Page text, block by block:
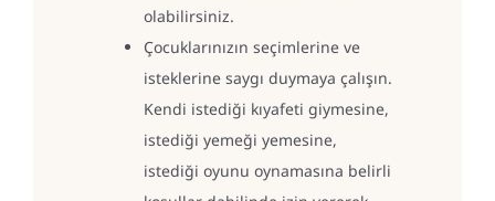
olabilirsiniz.
Çocuklarınızın seçimlerine ve
isteklerine saygı duymaya çalışın.
Kendi istediği kıyafeti giymesine,
istediği yemeği yemesine,
istediği oyunu oynamasına belirli